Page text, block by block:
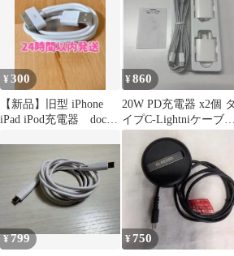
¥300
【新品】旧型 iPhone
iPad iPod充電器 dock
¥860
20W PD充電器 x2個 タ
イプC-Lightniケーブル
2mx2本
¥799 ¥ 750